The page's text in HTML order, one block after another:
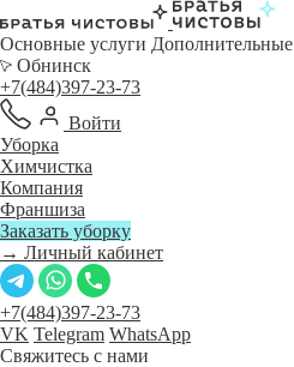
Основные услуги Дополнительные
Обнинск
+7(484)397-23-73
Войти
Уборка
Химчистка
Компания
Франшиза
Заказать уборку
→ Личный кабинет
+7(484)397-23-73
VK Telegram WhatsApp
Свяжитесь с нами